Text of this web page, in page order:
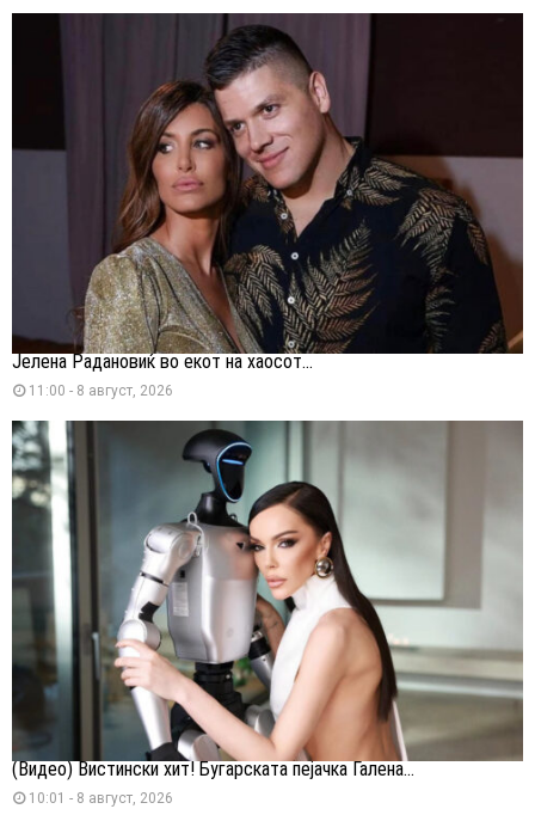
Јелена Радановиќ во екот на хаосот...
11:00 - 8 август, 2026
(Видео) Вистински хит! Бугарската пејачка Галена...
10:01 - 8 август, 2026